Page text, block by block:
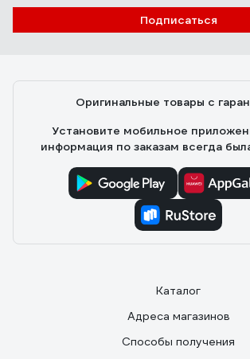
Подписаться
Оригинальные товары с
Установите мобильное
информация по заказам всегда
Каталог
Адреса магазинов
Способы получения